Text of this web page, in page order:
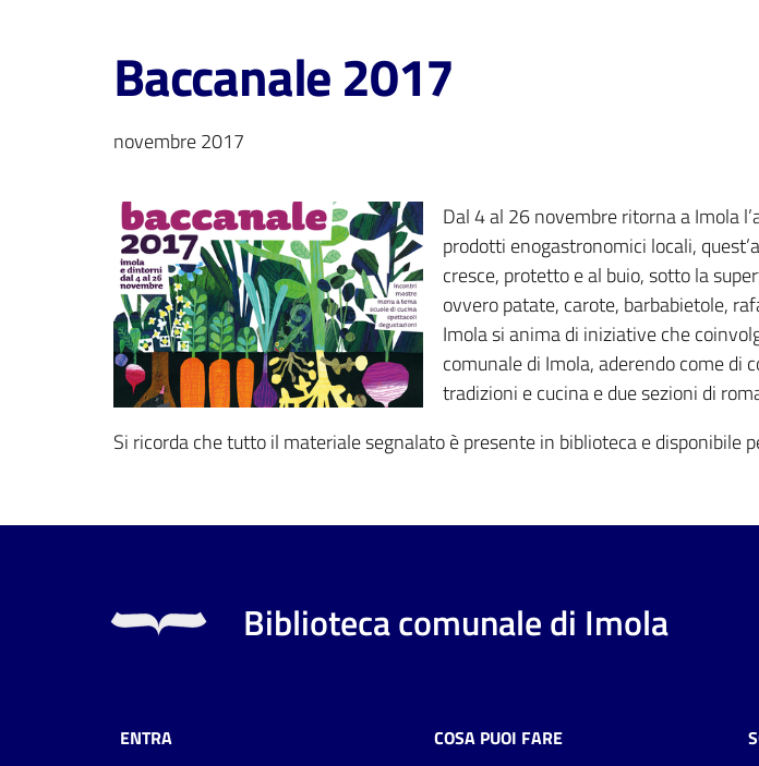
Baccanale 2017
novembre 2017
Dal 4 al 26 novembre ritorna a Imola
prodotti enogastronomici locali,
cresce, protetto e al buio, sotto la
ovvero patate, carote, barbabietole,
Imola si anima di iniziative che
comunale di Imola, aderendo come di
tradizioni e cucina e due sezioni di
Si ricorda che tutto il materiale segnalato è presente in biblioteca e disponibile
Biblioteca comunale di Imola
ENTRA COSA PUOI FARE